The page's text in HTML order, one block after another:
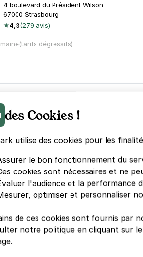
4 boulevard du Président Wilson
67000 Strasbourg
4,3(279 avis)
(tarifs dégressifs)
50 rue du Jeu des Enfants
67000 Strasbourg
Hôtel ClapClap Strasbourg
19 rue du Faubourg-National
Strasbourg
4,2
des Cookies !
utilise des cookies pour les
le bon fonctionnement du
cookies sont nécessaires et ne
l'audience et la performance
optimiser et personnaliser
de ces cookies sont fournis par
notre politique en cliquant sur